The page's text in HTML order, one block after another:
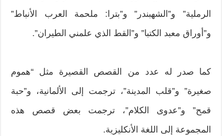
الرملية” و”الشهبندر” و”بترا: ملحمة العرب الأنباط”
و”أوراق معبد الكتبا” و”القط الذي علمني الطيران”.
كما صدر له عدد من القصص القصيرة مثل “هموم
صغيرة” و”قلب المدينة”، ترجمت إلى الألمانية، و”حبة
قمح” و”عدوى الكلام”، ترجمت بعض قصص هذه
المجموعة إلى اللغة الأنكليزية.